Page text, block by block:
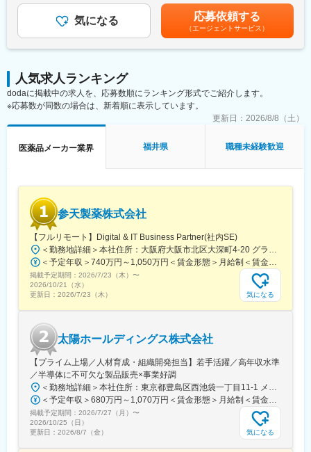
・資格取得後は、資格手当として給与にも反映されます。
■働き方：
・残業20h以内
・スケジュールに合わせて直行直帰可
・転居を伴う転勤はありません
■やりがい：
を聞くことで、お客様と信頼関係を築き、お客様の健康管理に貢
ンゴ酢美味しかった！ちょうどまた買おうと思ってたの。来てく
れてありがとう。」など、「ありがとう」という言葉が一番のや
りがいです。
変更の範囲：会社の定める業務
・医薬品に関する情報提供活動
└クリニック向けに勉強会なども実施します
・販売代理店を訪問し、代理店担当者との関係構築、製品PR、顧
【MRとは】
医薬品を正しく使用していただくためにドクターや薬剤師へ医薬
品の情報の提供や収集を行います。同時に、医療現場から得た情
報を正しく、タイムリーに医療関係者に伝達することもMRの役割
当社は眼科領域に特化したスペシャリティファーマです。
■研修体制：
＜入社後＞
大阪本社にて、1か月半～2か月間の初期研修を行います。
＜配属後＞
・先輩社員がOJTでサポートします。チーム制となっており、1グ
ループ8名程度、日常的にもチームメンバーと助け合える風土で
情報などをキャッチアップする機会があります。
・MR教育の専門部署があり、定期的に階層別研修、MR向けの研
修もあり、配属後も着実にスキルアップしていける環境です。
■勤務地について：
・初期配属地はご希望を考慮し検討いたします。
（京都府、東京都、青森県、愛知県、岐阜県いずれかのエリアで
は優先的に採用を行っております）
・配属後は自宅を起点に直行直帰型の勤務となりますが、各エリ
も目安の金額であり、選考を通じて上下する可能性があります。
月給(月額)は固定手当を含めた表記です。
気になる 応募依頼する
（エージェントサービス）
人気求人ランキング
dodaに掲載中の求人を、応募数順にランキング形式でご紹介します。
※応募数が同数の場合は、新着順に表示しています。
更新日： 2026/8/8（土）
医薬品メーカー業界 福井県 職種未経験歓迎
参天製薬株式会社
【フルリモート】Digital & IT Business Partner(社内SE)
＜勤務地詳細＞本社住所：大阪府大阪市北区大深町4-20 グランフロント大阪タワーA25F勤務地最寄駅：JR各線／大阪駅受動喫煙対策：屋内全面禁煙変更の範囲：会社の定める事業所（リモートワーク含む）
＜予定年収＞740万円～1,050万円＜賃金形態＞月給制＜賃金内訳＞月額（基本給）：540,000円～770,000円＜月給＞540,000円～770,000円＜昇給有無＞有＜残業手当＞有＜給与補足＞※経験・能力等を考慮の上、当社規定により決定します。■賞与：年1回支給■基本給改定：年1回（4月）賃金はあくまでも目安の金額であり、選考を通じて上下する可能性があります。月給(月額)は固定手当を含めた表記です。
掲載予定期間： 2026/7/23（木） 〜
2026/10/21（水）
更新日： 2026/7/23（木） 気になる
太陽ホールディングス株式会社
【プライム上場／人材育成・組織開発担当】若手活躍／高年収水準
／半導体に不可欠な製品販売×事業好調
＜勤務地詳細＞本社住所：東京都豊島区西池袋一丁目11-1 メトロポリタンプラザビル16F勤務地最寄駅：各線／池袋駅受動喫煙対策：屋内全面禁煙変更の範囲：会社の定める事業所（リモートワーク含む）
＜予定年収＞680万円～1,070万円＜賃金形態＞月給制＜賃金内訳＞月額（基本給）：335,000円～530,000円＜月給＞335,000円～530,000円＜昇給有無＞有＜残業手当＞有＜給与補足＞※年収概算には想定残業時間20時間分を含む・2025年度 全社平均残業時間：20時間・残業代全額支給（管理監督職については対象外)・賞与6か月分（2025年度実績）賃金はあくまでも目安の金額であり、選考を通じて上下する可能性があります。月給(月額)は固定手当を含めた表記です。
掲載予定期間： 2026/7/27（月） 〜
2026/10/25（日）
更新日： 2026/8/7（金） 気になる